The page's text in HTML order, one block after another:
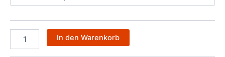
In den Warenkorb